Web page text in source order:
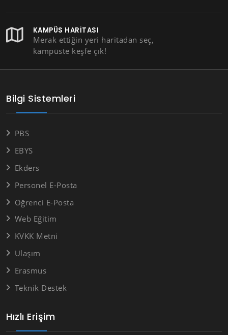
KAMPÜS HARITASI
Merak ettiğin yeri haritadan seç,
kampüste keşfe çık!
Hızlı Erişim
Bilgi Sistemleri
PBS
EBYS
Ekders
Personel E-Posta
Öğrenci E-Posta
Web Eğitim
KVKK Metni
Ulaşım
Erasmus
Teknik Destek